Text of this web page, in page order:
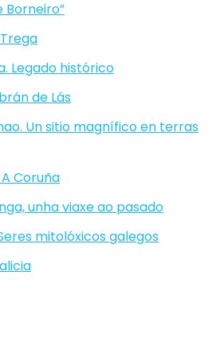
Borneiro”
Legado histórico
de Lás
Un sitio magnífico en terras
Coruña
unha viaxe ao pasado
mitolóxicos galegos